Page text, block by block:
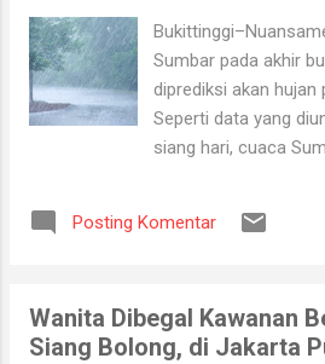
sebagai orang bersih atau baik.
merupakan landasan penting dalam
Orang beriman selalu bisa
ketika ditimpa kebahagiaan ...
Sumbar pada akhir
diprediksi akan hujan
Seperti data yang
siang hari, cuaca
Panjang, Painan,
lebat dapat disertai
kencang pada siang-
Posting Komentar
Wanita Dibegal Kawanan
Siang Bolong, di Jakarta